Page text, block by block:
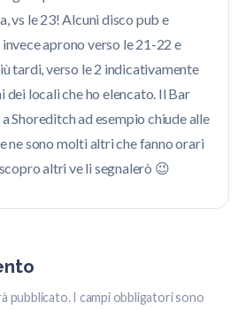
vs le 23! Alcuni disco pub e
aprono verso le 21-22 e
tardi, verso le 2 indicativamente
dei locali che ho elencato. Il Bar
Shoreditch ad esempio chiude alle
ne sono molti altri che fanno orari
altri ve li segnalerò 😉
pubblicato. I campi obbligatori sono